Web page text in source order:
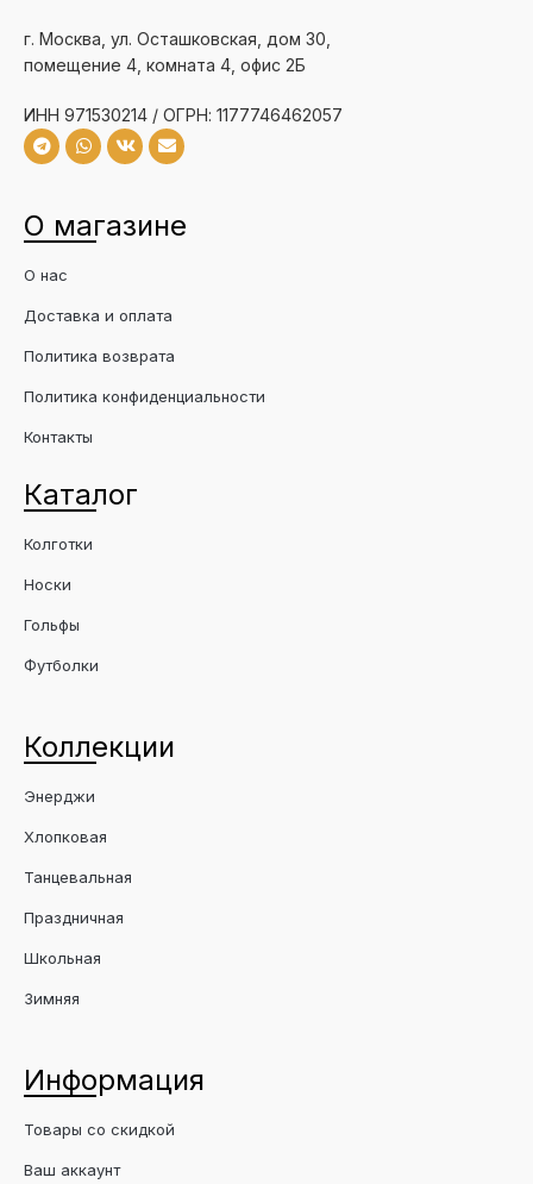
г. Москва, ул. Осташковская, дом 30,
помещение 4, комната 4, офис 2Б
ИНН 971530214 / ОГРН: 1177746462057
О магазине
О нас
Доставка и оплата
Политика возврата
Политика конфиденциальности
Контакты
Каталог
Колготки
Носки
Гольфы
Футболки
Коллекции
Энерджи
Хлопковая
Танцевальная
Праздничная
Школьная
Зимняя
Информация
Товары со скидкой
Ваш аккаунт